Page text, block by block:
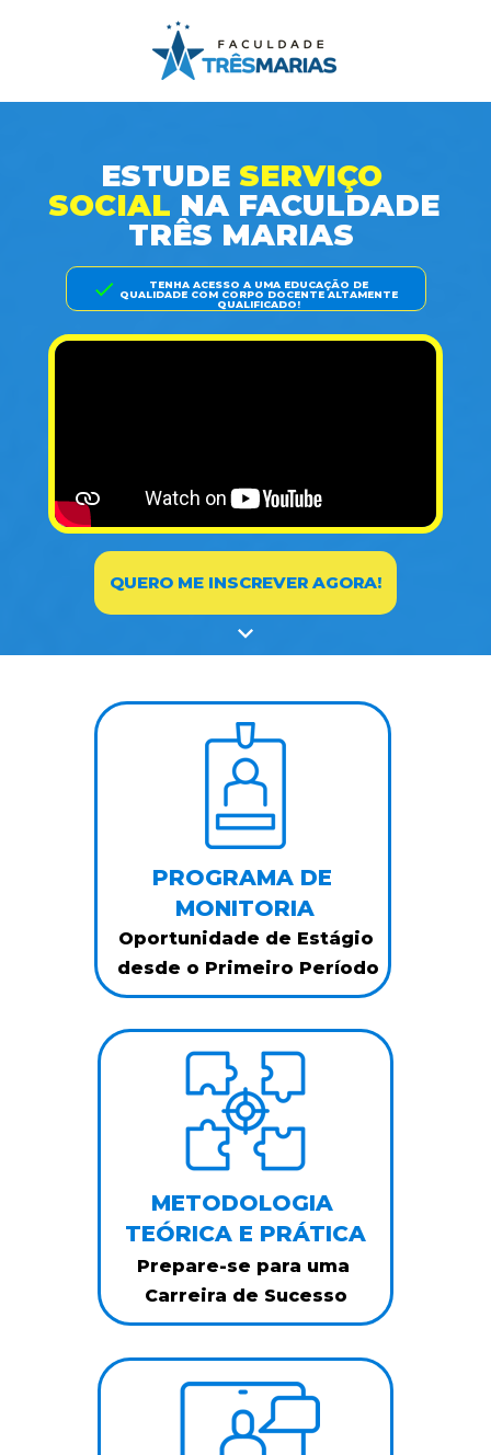
ESTUDE SERVIÇO
SOCIAL NA FACULDADE
TRÊS MARIAS
QUALIDADE COM CORPO DOCENTE ALTAMENTE
QUALIFICADO!
QUERO ME INSCREVER AGORA!
PROGRAMA DE
MONITORIA
Oportunidade de Estágio
desde o Primeiro Período
Prepare-se para uma
Carreira de Sucesso
METODOLOGIA
TEÓRICA E PRÁTICA